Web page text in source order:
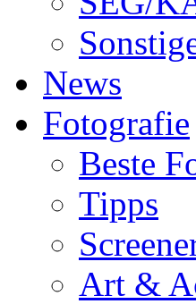
News
Fotografie
Beste
Tipps
Art &